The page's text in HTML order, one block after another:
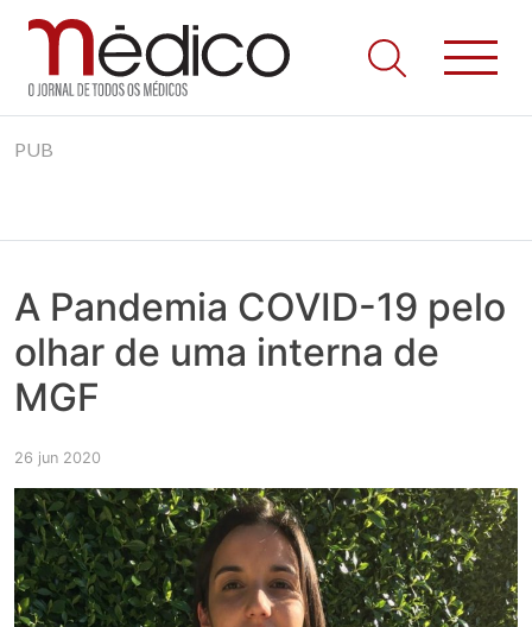
to
Jornal Médico
Médico – O Jornal de Todos os Médicos. Onde as notícias
realmente contam! Tudo o que se passa na Saúde!
PUB
A Pandemia COVID-19 pelo
olhar de uma interna de
MGF
26 jun 2020